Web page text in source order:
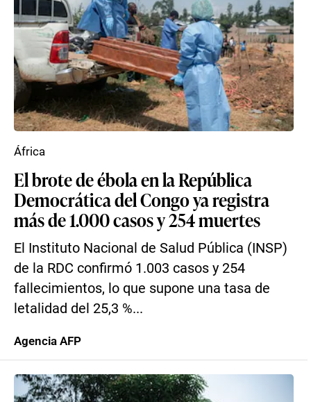
El brote de ébola en la República
Democrática del Congo ya registra
más de 1.000 casos y 254 muertes
El Instituto Nacional de Salud Pública (INSP)
de la RDC confirmó 1.003 casos y 254
fallecimientos, lo que supone una tasa de
letalidad del 25,3 %...
África
Agencia AFP